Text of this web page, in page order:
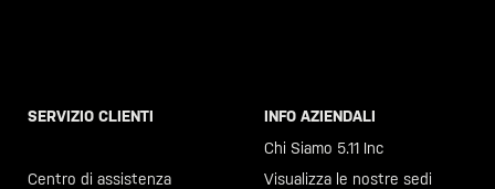
SERVIZIO CLIENTI
Centro di assistenza
INFO AZIENDALI
Chi Siamo 5.11 Inc
Visualizza le nostre sedi